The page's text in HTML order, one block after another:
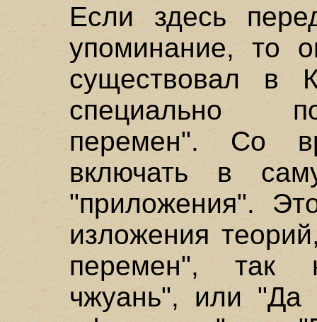
Если здесь
упоминание, то
существовал в
специально
перемен". Со
включать в
"приложения".
изложения
перемен", так
чжуань", или "Да